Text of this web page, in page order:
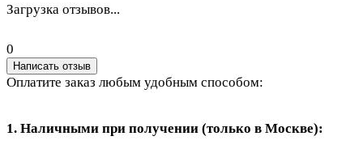
Загрузка отзывов...
0
Написать отзыв
Оплатите заказ любым удобным способом:
1. Наличными при получении (только в Москве):